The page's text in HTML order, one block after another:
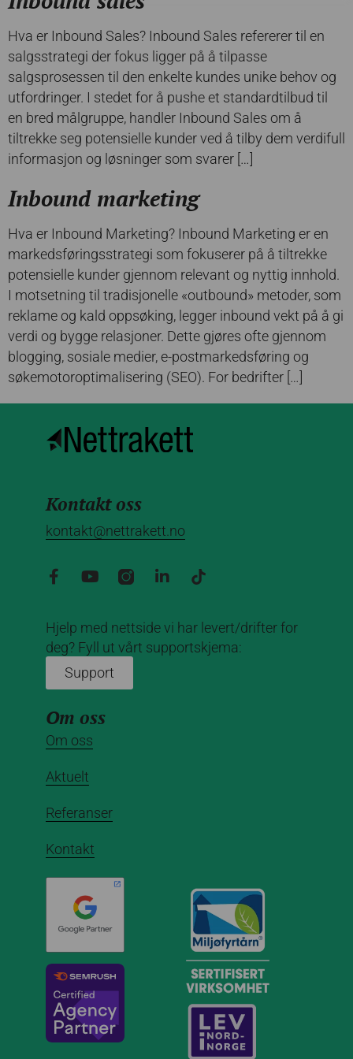
Hva er Inbound Sales? Inbound Sales refererer til en
salgsstrategi der fokus ligger på å tilpasse
salgsprosessen til den enkelte kundes unike behov og
utfordringer. I stedet for å pushe et standardtilbud til
en bred målgruppe, handler Inbound Sales om å
tiltrekke seg potensielle kunder ved å tilby dem verdifull
informasjon og løsninger som svarer […]
Inbound marketing
Hva er Inbound Marketing? Inbound Marketing er en
markedsføringsstrategi som fokuserer på å tiltrekke
potensielle kunder gjennom relevant og nyttig innhold.
I motsetning til tradisjonelle «outbound» metoder, som
reklame og kald oppsøking, legger inbound vekt på å gi
verdi og bygge relasjoner. Dette gjøres ofte gjennom
blogging, sosiale medier, e-postmarkedsføring og
søkemotoroptimalisering (SEO). For bedrifter […]
Kontakt oss
kontakt@nettrakett.no
Hjelp med nettside vi har levert/drifter for
deg? Fyll ut vårt supportskjema:
Support
Om oss
Om oss
Aktuelt
Referanser
Kontakt